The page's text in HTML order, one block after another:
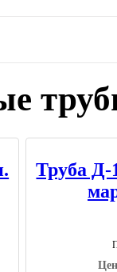
Труба Д-